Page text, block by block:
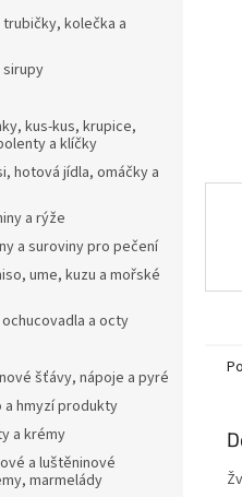
kolečka a
sirupy
kus-kus, krupice,
a klíčky
hotová jídla, omáčky a
a rýže
a suroviny pro pečení
ume, kuzu a mořské
a octy
šťávy, nápoje a pyré
a hmyzí produkty
a krémy
a luštěninové
marmelády